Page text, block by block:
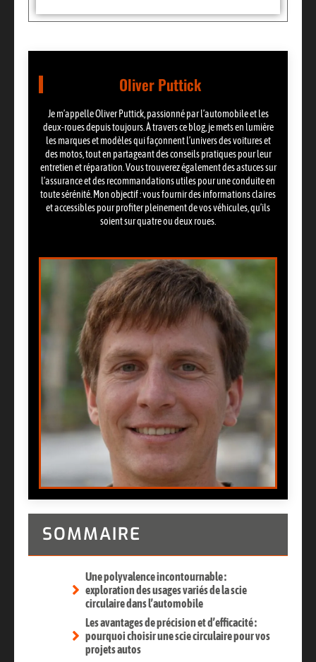
Oliver Puttick
Je m’appelle Oliver Puttick, passionné par l’automobile et les
deux-roues depuis toujours. À travers ce blog, je mets en lumière
les marques et modèles qui façonnent l’univers des voitures et
des motos, tout en partageant des conseils pratiques pour leur
entretien et réparation. Vous trouverez également des astuces sur
l’assurance et des recommandations utiles pour une conduite en
toute sérénité. Mon objectif : vous fournir des informations claires
et accessibles pour profiter pleinement de vos véhicules, qu’ils
soient sur quatre ou deux roues.
SOMMAIRE
Une polyvalence incontournable :
exploration des usages variés de la scie
circulaire dans l’automobile
Les avantages de précision et d’efficacité :
pourquoi choisir une scie circulaire pour vos
projets autos